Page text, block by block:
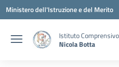
Vai ai contenuti
Vai al menu di navigazione
Vai al footer
Ministero dell'Istruzione e del Merito
Istituto Comprensivo
Nicola Botta